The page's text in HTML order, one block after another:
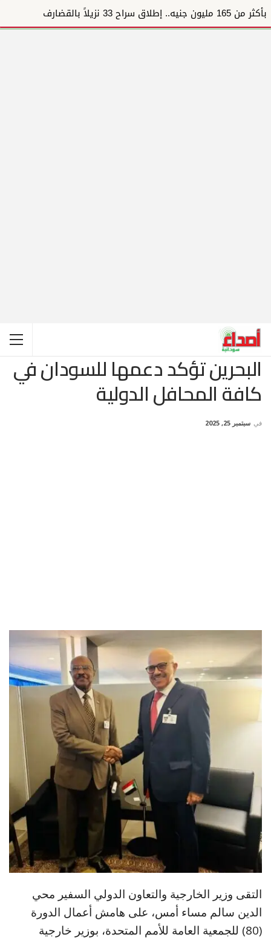
بأكثر من 165 مليون جنيه.. إطلاق سراح 33 نزيلاً بالقضارف
البحرين تؤكد دعمها للسودان في
كافة المحافل الدولية
في سبتمبر 25, 2025
التقى وزير الخارجية والتعاون الدولي السفير محي
الدين سالم مساء أمس، على هامش أعمال الدورة
(80) للجمعية العامة للأمم المتحدة، بوزير خارجية